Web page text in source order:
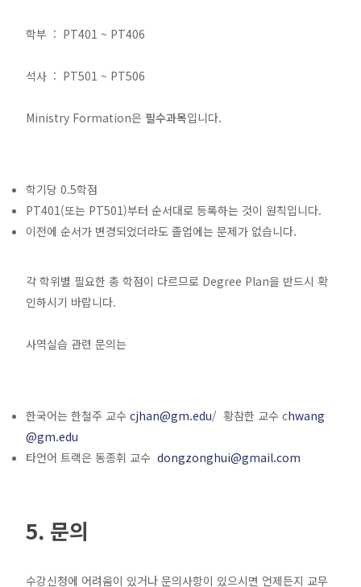
학부 : PT401 ~ PT406
석사 : PT501 ~ PT506
Ministry Formation은 필수과목입니다.
학기당 0.5학점
PT401(또는 PT501)부터 순서대로 등록하는 것이 원칙입니다.
이전에 순서가 변경되었더라도 졸업에는 문제가 없습니다.
각 학위별 필요한 총 학점이 다르므로 Degree Plan을 반드시 확
인하시기 바랍니다.
사역실습 관련 문의는
한국어는 한철주 교수 cjhan@gm.edu/ 황참한 교수 chwang
@gm.edu
타언어 트랙은 동종휘 교수 dongzonghui@gmail.com
5. 문의
수강신청에 어려움이 있거나 문의사항이 있으시면 언제든지 교무